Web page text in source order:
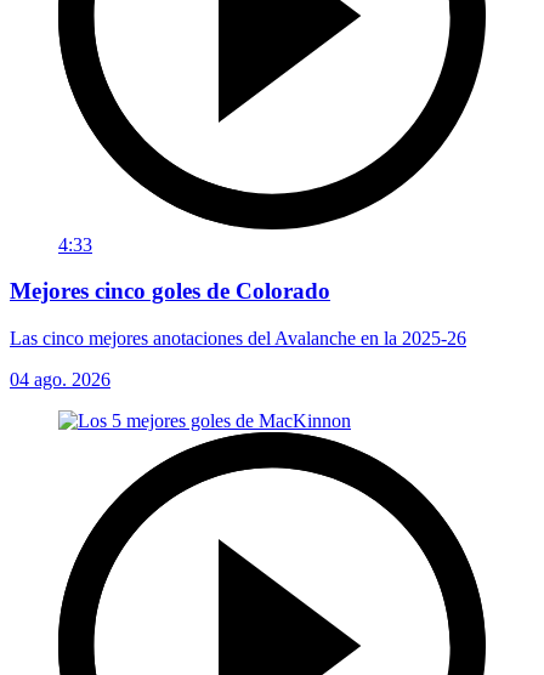
4:33
Mejores cinco goles de Colorado
Las cinco mejores anotaciones del Avalanche en la 2025-26
04 ago. 2026